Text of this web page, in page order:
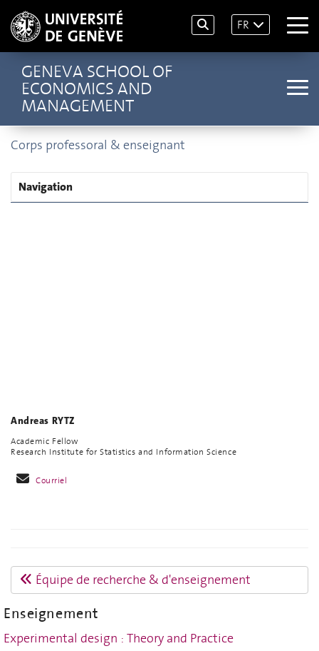
FR
GENEVA SCHOOL OF
ECONOMICS AND
MANAGEMENT
Corps professoral & enseignant
Navigation
Andreas RYTZ
Academic Fellow
Research Institute for Statistics and Information Science
Courriel
Équipe de recherche & d'enseignement
Enseignement
Experimental design : Theory and Practice